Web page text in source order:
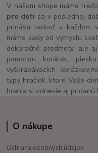
V našom shope máme
pre deti sa v poslednej
prináša radosť v každom
máme sady od výmyslu
dekoračné predmety, ale
pomocou korálok,
vyškrabávacích
typy hračiek, ktoré Vaše
hrania si odnesie aj pridanú
O nákupe
Ochrana osobných údajov